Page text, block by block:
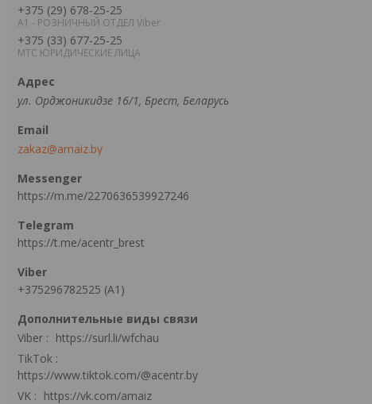
+375 (29) 678-25-25
А1 - РОЗНИЧНЫЙ ОТДЕЛ Viber
+375 (33) 677-25-25
МТС ЮРИДИЧЕСКИЕ ЛИЦА
ул. Орджоникидзе 16/1, Брест, Беларусь
zakaz@amaiz.by
https://m.me/2270636539927246
https://t.me/acentr_brest
+375296782525 (А1)
Viber
https://surl.li/wfchau
TikTok
https://www.tiktok.com/@acentr.by
VK
https://vk.com/amaiz